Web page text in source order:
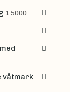
1:5000
våtmark